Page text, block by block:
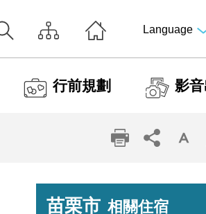
Language
行前規劃 影
苗栗市 相關住宿